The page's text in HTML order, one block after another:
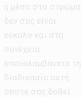
ή μέσα στο στρώμα
δεν σας είναι
εύκολο και στη
συνέχεια
επαναλαμβάνετε τη
διαδικασία αυτή
όποτε σας δοθεί